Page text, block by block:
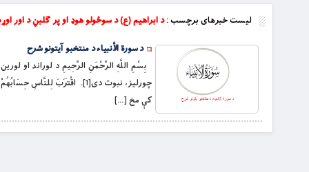
لیست خبرهای برچسب :د ابراهيم (ع) د سوځولو هوډ او پر ګلبڼ د اور
د سورة الأنبياء د منتخبو آیتونو شرح
بِسْمِ اللَّهِ الرَّحْمَنِ الرَّحِيمِ د لوراند او
كې مخ […]